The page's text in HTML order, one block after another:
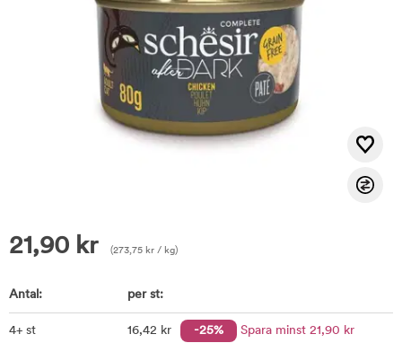
21,90 kr (273,75 kr / kg)
Antal: per st:
4+ st 16,42 kr -25% Spara minst 21,90 kr